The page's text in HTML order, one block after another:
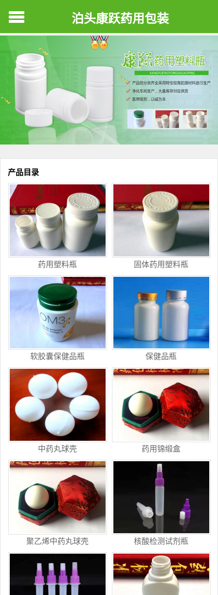
泊头康跃药用包装
产品目录
药用塑料瓶 固体药用塑料瓶
软胶囊保健品瓶 保健品瓶
中药丸球壳 药用锦缎盒
聚乙烯中药丸球壳 核酸检测试剂瓶